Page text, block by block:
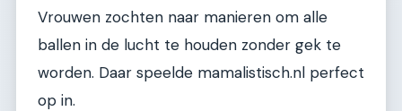
Vrouwen zochten naar manieren om alle
ballen in de lucht te houden zonder gek te
worden. Daar speelde mamalistisch.nl perfect
op in.